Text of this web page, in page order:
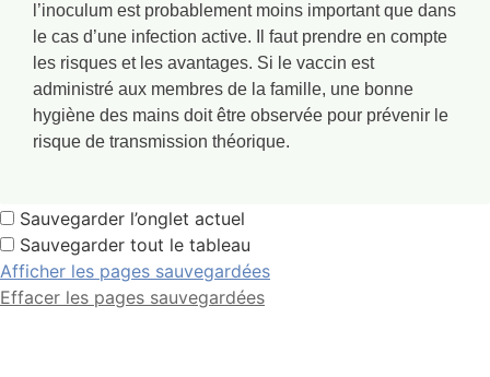
l’inoculum est probablement moins important que dans
le cas d’une infection active. Il faut prendre en compte
les risques et les avantages. Si le vaccin est
administré aux membres de la famille, une bonne
hygiène des mains doit être observée pour prévenir le
risque de transmission théorique.
Sauvegarder l’onglet actuel
Sauvegarder tout le tableau
Afficher les pages sauvegardées
Effacer les pages sauvegardées